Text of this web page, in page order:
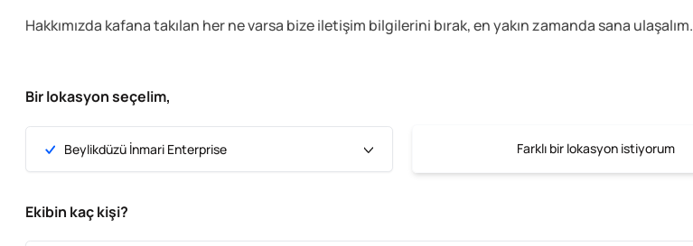
Hakkımızda kafana takılan her ne varsa bize iletişim bilgilerini bırak, en yakın zamanda sana ulaşalım.
Bir lokasyon seçelim,
Beylikdüzü İnmari Enterprise Farklı bir lokasyon istiyorum
Ekibin kaç kişi?